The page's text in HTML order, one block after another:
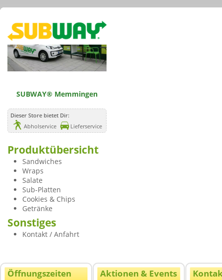
SUBWAY® Memmingen
Dieser Store bietet Dir:
Abholservice
Lieferservice
Produktübersicht
Sandwiches
Wraps
Salate
Sub-Platten
Cookies & Chips
Getränke
Sonstiges
Kontakt / Anfahrt
Öffnungszeiten Aktionen & Events